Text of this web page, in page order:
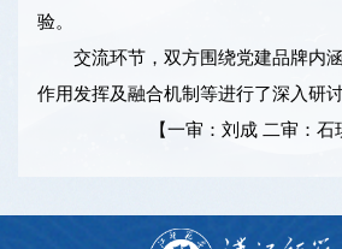
验。
交流环节，双方围绕党建品牌内
作用发挥及融合机制等进行了深入研讨
【一审：刘成 二审：石